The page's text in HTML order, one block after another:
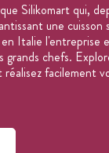
lesmoules silicone
Silikomart qui,
une cuisson
Italie l'entreprise
chefs.
facilement